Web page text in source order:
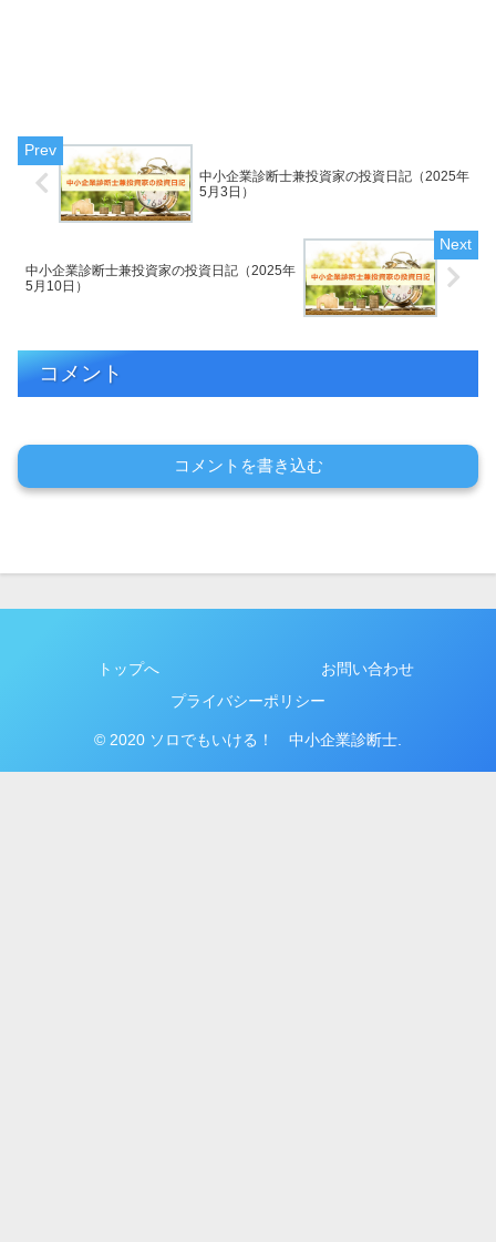
中小企業診断士兼投資家の投資日記（2025年
5月3日）
中小企業診断士兼投資家の投資日記（2025年
5月10日）
コメント
コメントを書き込む
トップへ
お問い合わせ
プライバシーポリシー
© 2020 ソロでもいける！ 中小企業診断士.